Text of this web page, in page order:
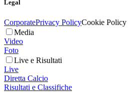
Legal
CorporatePrivacy PolicyCookie Policy
Media
Video
Foto
Live e Risultati
Live
Diretta Calcio
Risultati e Classifiche